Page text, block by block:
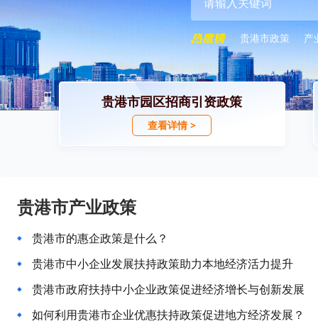
贵港市政策 产
贵港市园区招商引资政策
查看详情 >
贵港市产业政策
贵港市的惠企政策是什么？
贵港市中小企业发展扶持政策助力本地经济活力提升
贵港市政府扶持中小企业政策促进经济增长与创新发展
如何利用贵港市企业优惠扶持政策促进地方经济发展？